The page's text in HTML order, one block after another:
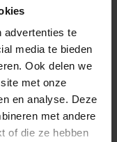
advertenties te
media te bieden
Ook delen we
met onze
en analyse. Deze
met andere
of die ze hebben